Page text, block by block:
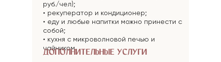
руб./чел);
• рекуператор и кондиционер;
• еду и любые напитки можно принести с
собой;
• кухня с микроволновой печью и
чайником.
ДОПОЛНИТЕЛЬНЫЕ УСЛУГИ